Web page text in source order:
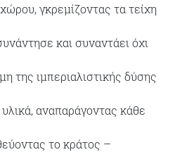
γκρεμίζοντας τα τείχη
και συναντάει όχι
της ιμπεριαλιστικής δύσης
αναπαράγοντας κάθε
το κράτος –